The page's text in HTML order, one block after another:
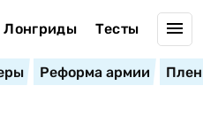
Лонгриды Тесты
Реформа армии